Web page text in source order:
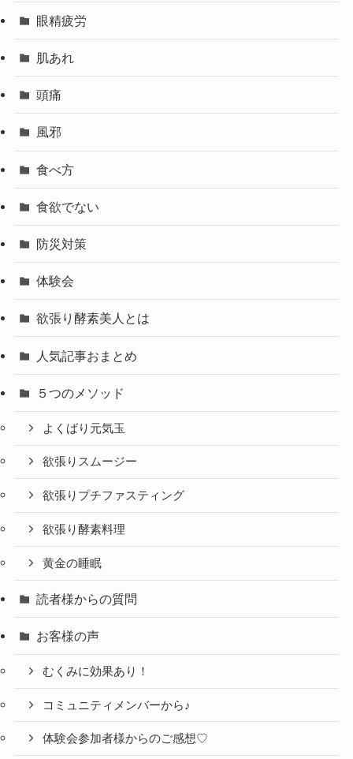
眼精疲労
肌あれ
頭痛
風邪
食べ方
食欲でない
防災対策
体験会
欲張り酵素美人とは
人気記事おまとめ
５つのメソッド
よくばり元気玉
欲張りスムージー
欲張りプチファスティング
欲張り酵素料理
黄金の睡眠
読者様からの質問
お客様の声
むくみに効果あり！
コミュニティメンバーから♪
体験会参加者様からのご感想♡